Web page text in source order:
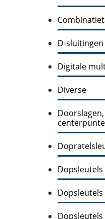
D-sluitingen
Digitale
Diverse